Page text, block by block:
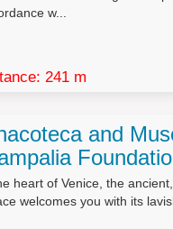
in qualità di
non è necessaria la
contenuto, di coloro ai quali
sproporzionato
w...
241 m
and
heart of Venice, the
welcomes you with its